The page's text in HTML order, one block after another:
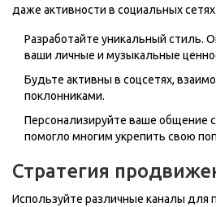
даже активности в социальных сетях.
Разработайте уникальный стиль.
ваши личные и музыкальные
Будьте активны в соцсетях,
поклонниками.
Персонализируйте ваше общение
помогло многим укрепить свою
Стратегия
Используйте различные каналы для